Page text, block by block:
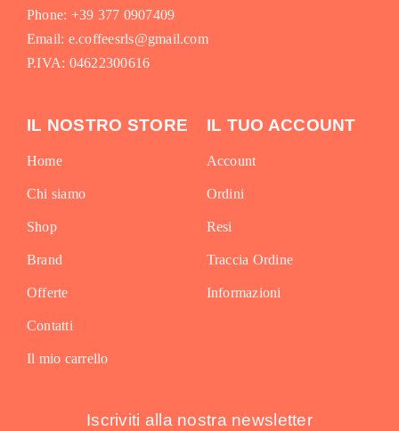
Phone: +39 377 0907409
Email: e.coffeesrls@gmail.com
P.IVA: 04622300616
IL NOSTRO STORE
Home
Chi siamo
Shop
Brand
Offerte
Contatti
Il mio carrello
IL TUO ACCOUNT
Account
Ordini
Resi
Traccia Ordine
Informazioni
Iscriviti alla nostra newsletter